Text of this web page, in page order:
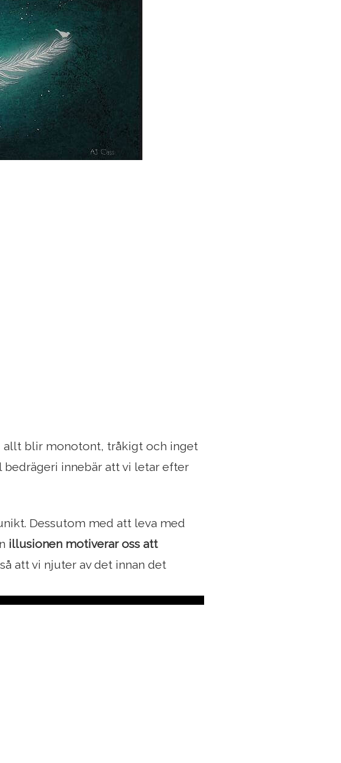
allt blir monotont, tråkigt och inget
innebär att vi letar efter
Dessutom med att leva med
illusionen motiverar oss att
att vi njuter av det innan det